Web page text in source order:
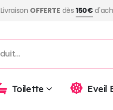
Livraison OFFERTE dès150€
Toilette Eveil